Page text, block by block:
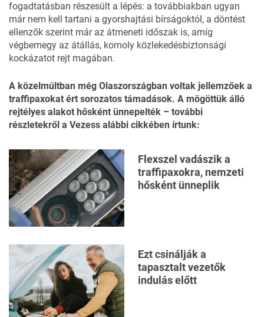
fogadtatásban részesült a lépés: a továbbiakban ugyan
már nem kell tartani a gyorshajtási bírságoktól, a döntést
ellenzők szerint már az átmeneti időszak is, amíg
végbemegy az átállás, komoly közlekedésbiztonsági
kockázatot rejt magában.
A közelmúltban még Olaszországban voltak jellemzőek a
traffipaxokat ért sorozatos támadások. A mögöttük álló
rejtélyes alakot hősként ünnepelték – további
részletekről a Vezess alábbi cikkében írtunk:
Flexszel vadászik a
traffipaxokra, nemzeti
hősként ünneplik
Ezt csinálják a
tapasztalt vezetők
indulás előtt